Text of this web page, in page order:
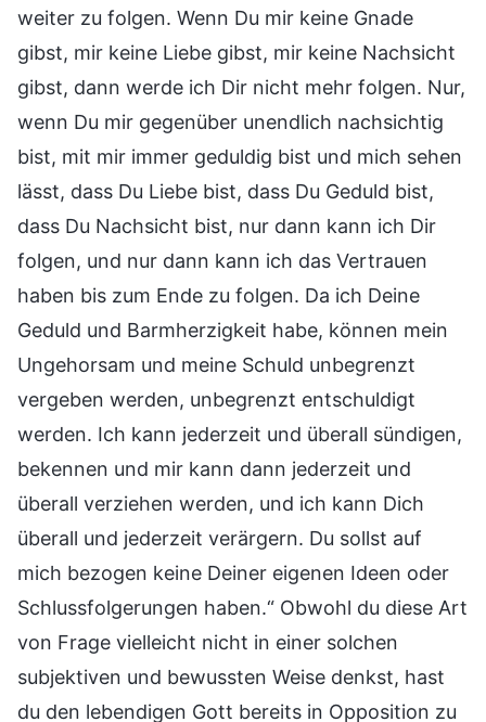
weiter zu folgen. Wenn Du mir keine Gnade
gibst, mir keine Liebe gibst, mir keine Nachsicht
gibst, dann werde ich Dir nicht mehr folgen. Nur,
wenn Du mir gegenüber unendlich nachsichtig
bist, mit mir immer geduldig bist und mich sehen
lässt, dass Du Liebe bist, dass Du Geduld bist,
dass Du Nachsicht bist, nur dann kann ich Dir
folgen, und nur dann kann ich das Vertrauen
haben bis zum Ende zu folgen. Da ich Deine
Geduld und Barmherzigkeit habe, können mein
Ungehorsam und meine Schuld unbegrenzt
vergeben werden, unbegrenzt entschuldigt
werden. Ich kann jederzeit und überall sündigen,
bekennen und mir kann dann jederzeit und
überall verziehen werden, und ich kann Dich
überall und jederzeit verärgern. Du sollst auf
mich bezogen keine Deiner eigenen Ideen oder
Schlussfolgerungen haben.“ Obwohl du diese Art
von Frage vielleicht nicht in einer solchen
subjektiven und bewussten Weise denkst, hast
du den lebendigen Gott bereits in Opposition zu